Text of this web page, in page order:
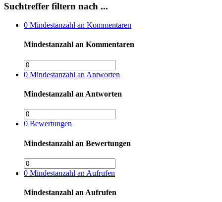
Suchtreffer filtern nach ...
0 Mindestanzahl an Kommentaren
Mindestanzahl an Kommentaren
0 Mindestanzahl an Antworten
Mindestanzahl an Antworten
0 Bewertungen
Mindestanzahl an Bewertungen
0 Mindestanzahl an Aufrufen
Mindestanzahl an Aufrufen